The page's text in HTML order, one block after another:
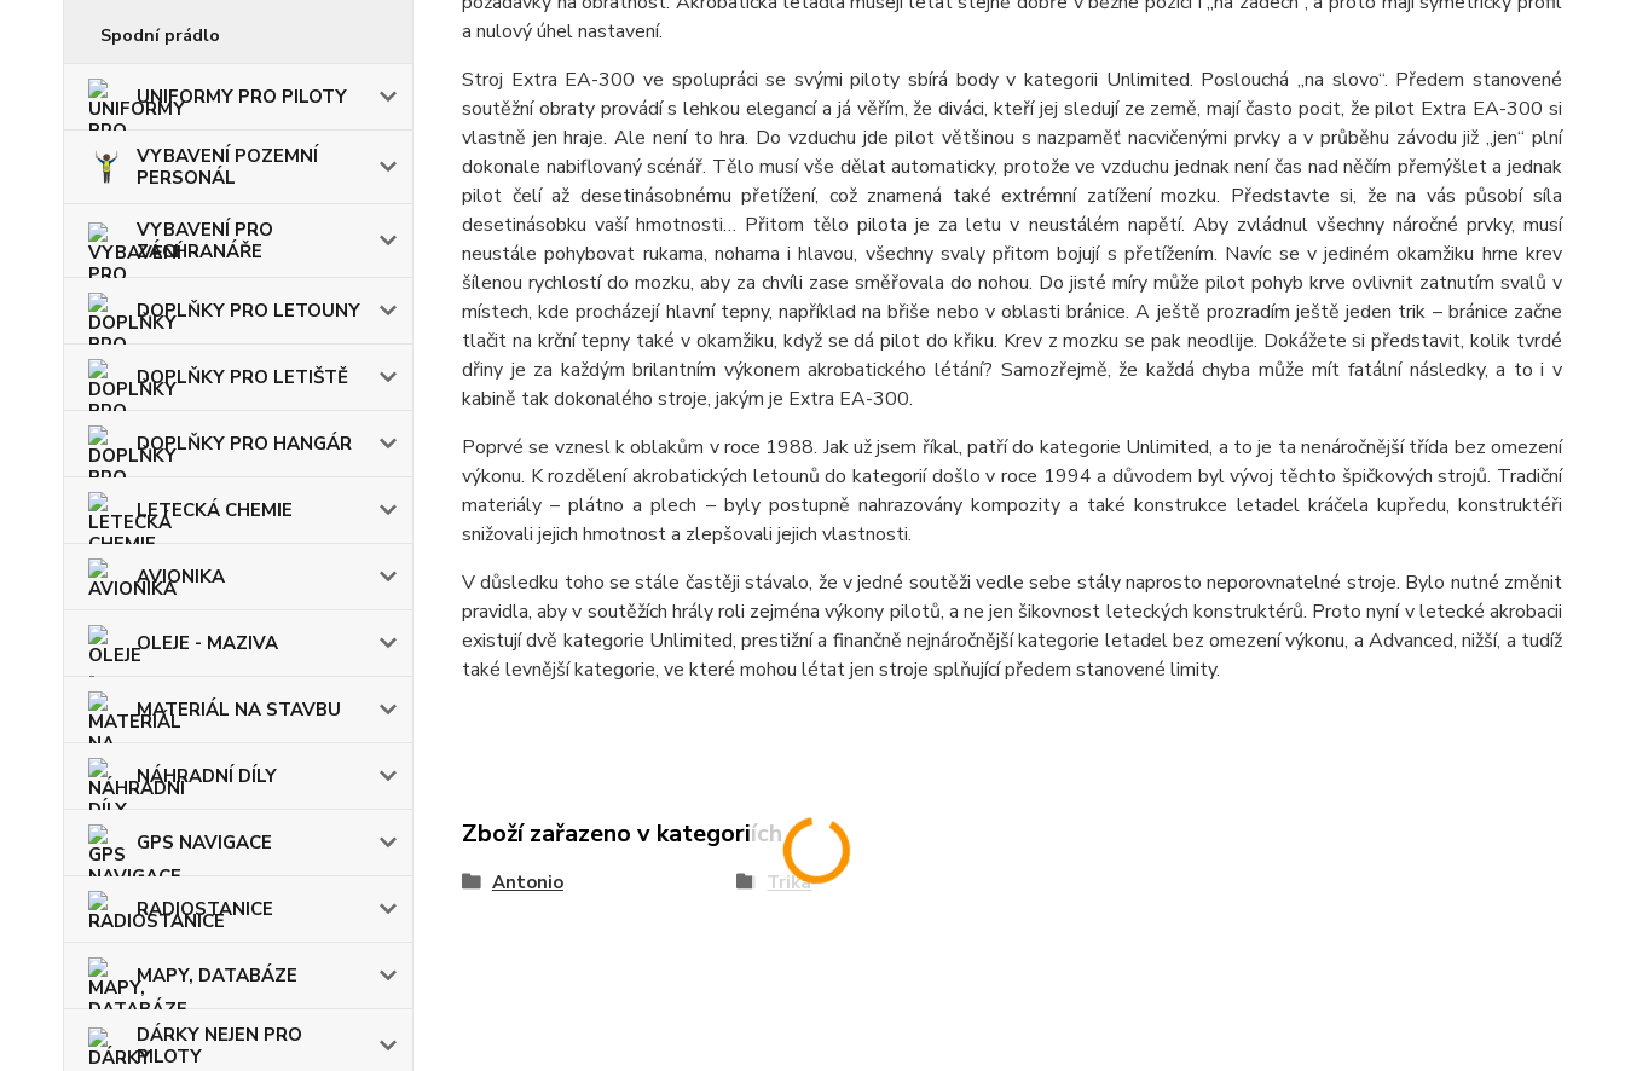
Spodní prádlo
UNIFORMY PRO PILOTY
VYBAVENÍ POZEMNÍ
PERSONÁL
VYBAVENÍ PRO
ZÁCHRANÁŘE
DOPLŇKY PRO LETOUNY
DOPLŇKY PRO LETIŠTĚ
DOPLŇKY PRO HANGÁR
LETECKÁ CHEMIE
AVIONIKA
OLEJE - MAZIVA
MATERIÁL NA STAVBU
NÁHRADNÍ DÍLY
GPS NAVIGACE
RADIOSTANICE
MAPY, DATABÁZE
DÁRKY NEJEN PRO
PILOTY
a nulový úhel nastavení.
Stroj Extra EA-300 ve spolupráci se svými piloty sbírá body v kategorii Unlimited. Poslouchá „na slovo“. Předem stanovené
soutěžní obraty provádí s lehkou elegancí a já věřím, že diváci, kteří jej sledují ze země, mají často pocit, že pilot Extra EA-300 si
vlastně jen hraje. Ale není to hra. Do vzduchu jde pilot většinou s nazpaměť nacvičenými prvky a v průběhu závodu již „jen“ plní
dokonale nabiflovaný scénář. Tělo musí vše dělat automaticky, protože ve vzduchu jednak není čas nad něčím přemýšlet a jednak
pilot čelí až desetinásobnému přetížení, což znamená také extrémní zatížení mozku. Představte si, že na vás působí síla
desetinásobku vaší hmotnosti… Přitom tělo pilota je za letu v neustálém napětí. Aby zvládnul všechny náročné prvky, musí
neustále pohybovat rukama, nohama i hlavou, všechny svaly přitom bojují s přetížením. Navíc se v jediném okamžiku hrne krev
šílenou rychlostí do mozku, aby za chvíli zase směřovala do nohou. Do jisté míry může pilot pohyb krve ovlivnit zatnutím svalů v
místech, kde procházejí hlavní tepny, například na břiše nebo v oblasti bránice. A ještě prozradím ještě jeden trik – bránice začne
tlačit na krční tepny také v okamžiku, když se dá pilot do křiku. Krev z mozku se pak neodlije. Dokážete si představit, kolik tvrdé
dřiny je za každým brilantním výkonem akrobatického létání? Samozřejmě, že každá chyba může mít fatální následky, a to i v
kabině tak dokonalého stroje, jakým je Extra EA-300.
Poprvé se vznesl k oblakům v roce 1988. Jak už jsem říkal, patří do kategorie Unlimited, a to je ta nenáročnější třída bez omezení
výkonu. K rozdělení akrobatických letounů do kategorií došlo v roce 1994 a důvodem byl vývoj těchto špičkových strojů. Tradiční
materiály – plátno a plech – byly postupně nahrazovány kompozity a také konstrukce letadel kráčela kupředu, konstruktéři
snižovali jejich hmotnost a zlepšovali jejich vlastnosti.
V důsledku toho se stále častěji stávalo, že v jedné soutěži vedle sebe stály naprosto neporovnatelné stroje. Bylo nutné změnit
pravidla, aby v soutěžích hrály roli zejména výkony pilotů, a ne jen šikovnost leteckých konstruktérů. Proto nyní v letecké akrobacii
existují dvě kategorie Unlimited, prestižní a finančně nejnáročnější kategorie letadel bez omezení výkonu, a Advanced, nižší, a tudíž
také levnější kategorie, ve které mohou létat jen stroje splňující předem stanovené limity.
Zboží zařazeno v kategoriích
Antonio Trika